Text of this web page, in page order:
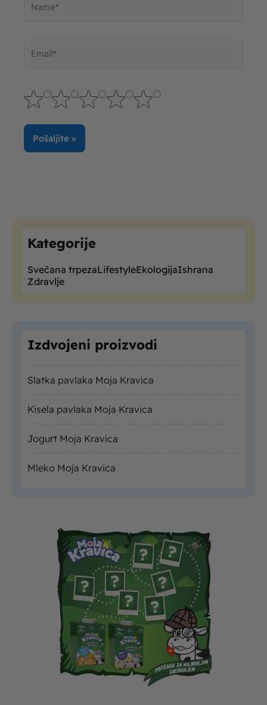
Kategorije
Svečana trpezaLifestyleEkologijaIshrana
Zdravlje
Izdvojeni proizvodi
Slatka pavlaka Moja Kravica
Kisela pavlaka Moja Kravica
Jogurt Moja Kravica
Mleko Moja Kravica